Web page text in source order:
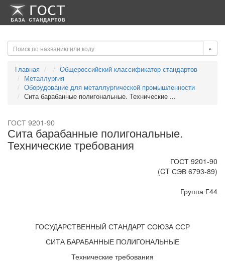
-->-->
»
Главная
Общероссийский классификатор стандартов
Металлургия
Оборудование для металлургической промышленности
Сита барабанные полигональные. Технические ...
ГОСТ 9201-90
Сита барабанные полигональные.
Технические требования
ГОСТ 9201-90
(CT СЭВ 6793-89)
Группа Г44
ГОСУДАРСТВЕННЫЙ СТАНДАРТ СОЮЗА ССР
СИТА БАРАБАННЫЕ ПОЛИГОНАЛЬНЫЕ
Технические требования